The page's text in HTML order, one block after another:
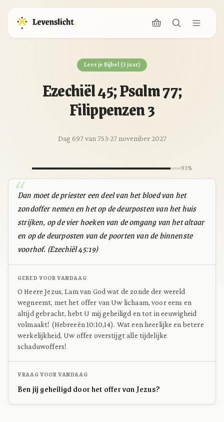
Lees je Bijbel (3 jaar)
Ezechiël 45; Psalm 77;
Filippenzen 3
Dag 697 van 753·27 november 2027
93%
Dan moet de priester een deel van het bloed van het
zondoffer nemen en het op de deurposten van het huis
strijken, op de vier hoeken van de omgang van het altaar
en op de deurposten van de poorten van de binnenste
voorhof. (Ezechiël 45:19)
GEBED VOOR VANDAAG
O Heere Jezus, Lam van God wat de zonde der wereld
wegneemt, met het offer van Uw lichaam, voor eens en
altijd gebracht, hebt U mij geheiligd en tot in eeuwigheid
volmaakt! (Hebreeën 10:10,14). Wat een heerlijke en betere
werkelijkheid, Uw offer overstijgt alle tijdelijke
schaduwoffers!
VRAAG VOOR VANDAAG
Ben jij geheiligd door het offer van Jezus?